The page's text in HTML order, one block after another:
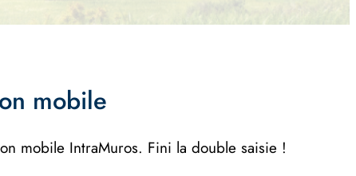
mobile
mobile IntraMuros. Fini la double saisie !